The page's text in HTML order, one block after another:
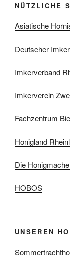
NÜTZLICHE
Asiatische
Deutscher
Imkerverband
Imkerverein
Fachzentrum
Honigland
Die
HOBOS
UNSEREN